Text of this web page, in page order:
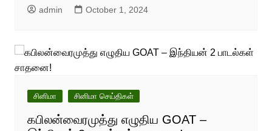
admin October 1, 2024
சினிமா சினிமா செய்திகள்
கபிலன்வைரமுத்து எழுதிய GOAT –